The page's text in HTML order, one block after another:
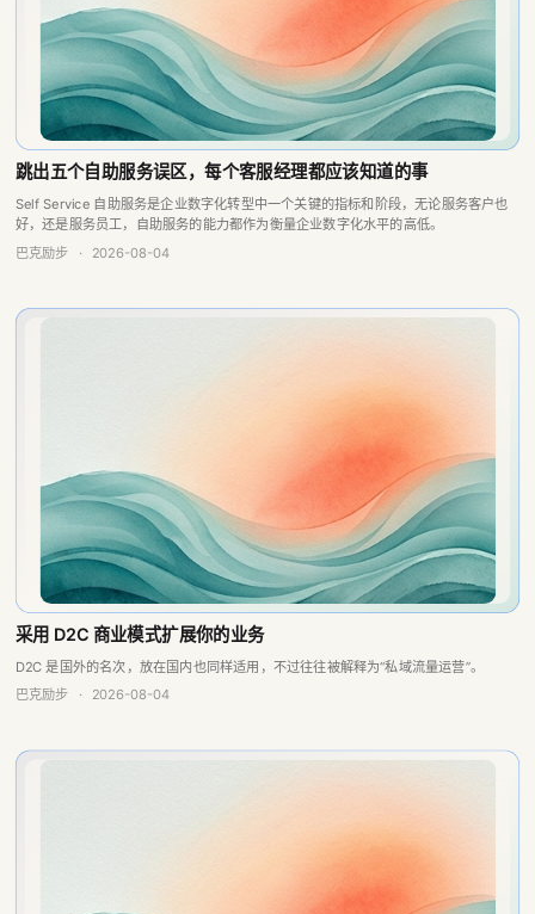
跳出五个自助服务误区，每个客服经理都应该知道的事
Self Service 自助服务是企业数字化转型中一个关键的指标和阶段，无论服务客户也
好，还是服务员工，自助服务的能力都作为衡量企业数字化水平的高低。
巴克励步 · 2026-08-04
采用 D2C 商业模式扩展你的业务
D2C 是国外的名次，放在国内也同样适用，不过往往被解释为“私域流量运营”。
巴克励步 · 2026-08-04